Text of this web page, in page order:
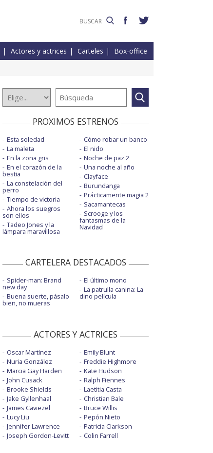
Actores y actrices Carteles Box-office
PROXIMOS ESTRENOS
Esta soledad
La maleta
En la zona gris
En el corazón de la
bestia
La constelación del
perro
Tiempo de victoria
Ahora los suegros
son ellos
Tadeo Jones y la
lámpara maravillosa
Cómo robar un banco
El nido
Noche de paz 2
Una noche al año
Clayface
Burundanga
Prácticamente magia 2
Sacamantecas
Scrooge y los
fantasmas de la
Navidad
CARTELERA DESTACADOS
Spider-man: Brand
new day
Buena suerte, pásalo
bien, no mueras
El último mono
La patrulla canina: La
dino película
ACTORES Y ACTRICES
Oscar Martínez
Nuria González
Marcia Gay Harden
John Cusack
Brooke Shields
Jake Gyllenhaal
James Caviezel
Lucy Liu
Jennifer Lawrence
Joseph Gordon-Levitt
Emily Blunt
Freddie Highmore
Kate Hudson
Ralph Fiennes
Laetitia Casta
Christian Bale
Bruce Willis
Pepón Nieto
Patricia Clarkson
Colin Farrell